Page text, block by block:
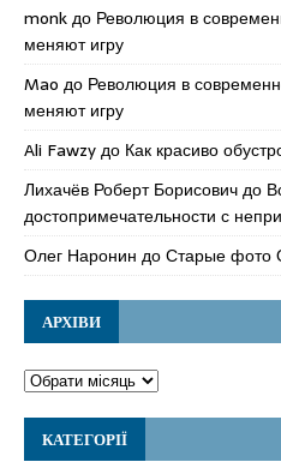
monkдо Революция в
меняют игру
Mao до Революция в
меняют игру
Ali Fawzyдо Как красиво
Лихачёв Роберт Борисовичдо
достопримечательности с
Олег Наронин доСтарые фото
АРХІВИ
КАТЕГОРІЇ